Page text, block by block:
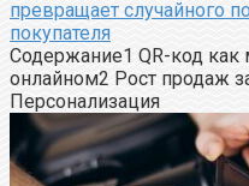
превращает случайного
покупателя
Содержание1 QR-код
онлайном2 Рост продаж
Персонализация